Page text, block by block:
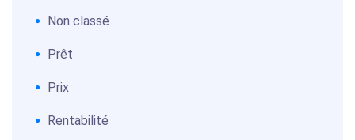
Non classé
Prêt
Prix
Rentabilité